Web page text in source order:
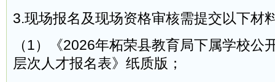
3.现场报名及现场资格审核需提交以下材
（1）《2026年柘荣县教育局下属学校公
层次人才报名表》纸质版；